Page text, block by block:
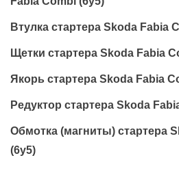
Втулка стартера Skoda Fabia
Щетки стартера Skoda Fabia
Якорь стартера Skoda Fabia
Редуктор стартера Skoda
Обмотка (магниты) стартера
(6y5)